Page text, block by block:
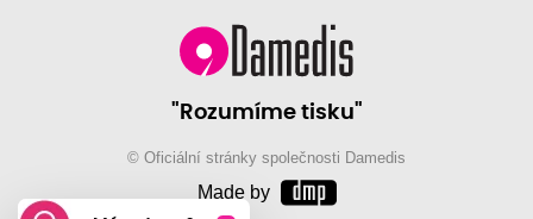
"Rozumíme tisku"
© Oficiální stránky společnosti Damedis
Made by